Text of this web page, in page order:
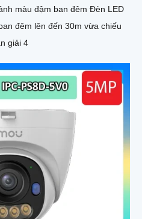
màu đậm ban đêm Đèn LED
đêm lên đến 30m vừa chiếu
giải 4